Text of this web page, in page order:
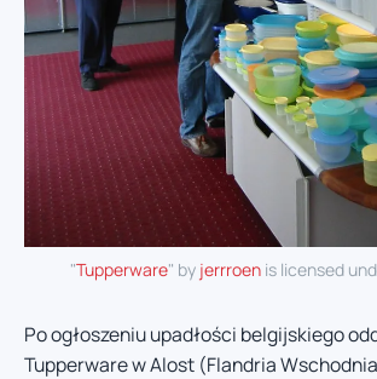
"Tupperware" by jerrroenis licensed
Po ogłoszeniu upadłości belgijskiego
Tupperware w Alost (Flandria